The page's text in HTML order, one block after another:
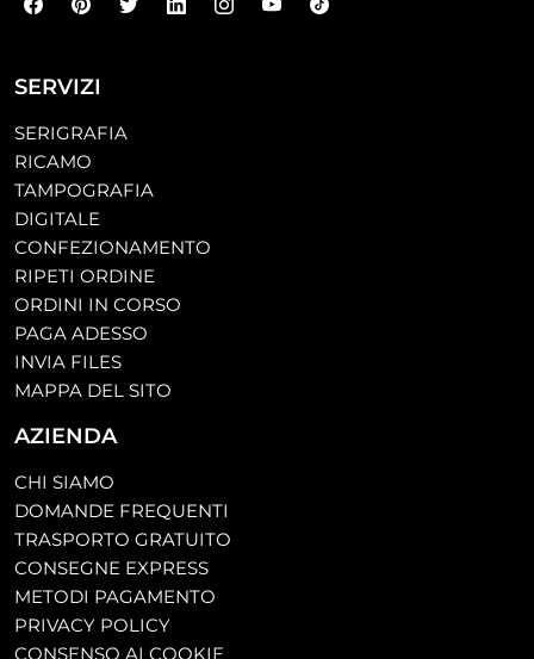
SERVIZI
SERIGRAFIA
RICAMO
TAMPOGRAFIA
DIGITALE
CONFEZIONAMENTO
RIPETI ORDINE
ORDINI IN CORSO
PAGA ADESSO
INVIA FILES
MAPPA DEL SITO
AZIENDA
CHI SIAMO
DOMANDE FREQUENTI
TRASPORTO GRATUITO
CONSEGNE EXPRESS
METODI PAGAMENTO
PRIVACY POLICY
CONSENSO AI COOKIE